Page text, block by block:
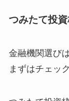
つみたて投
金融機関選び
まずはチェッ